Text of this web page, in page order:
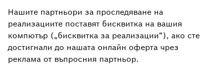
Нашите партньори за проследяване на
реализациите поставят бисквитка на вашия
компютър („бисквитка за реализации“), ако сте
достигнали до нашaтa онлайн оферта чрез
реклама от въпросния партньор.